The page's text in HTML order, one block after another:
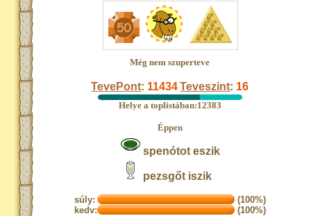
Még nem szuperteve
TevePont: 11434 Teveszint: 16
Helye a toplistában:12383
Éppen
spenótot eszik
pezsgőt iszik
súly:
(100%)
kedv:
(100%)